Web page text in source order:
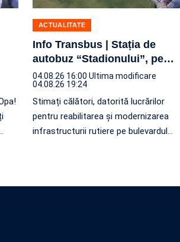
ACTUALITATE
Info Transbus | Stația de
autobuz “Stadionului”, pe…
04.08.26 16:00 Ultima modificare
04.08.26 19:24
Stimați călători, datorită lucrărilor
pentru reabilitarea și modernizarea
infrastructurii rutiere pe bulevardul…